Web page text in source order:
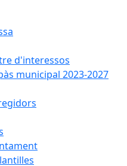
d'interessos
municipal 2023-2027